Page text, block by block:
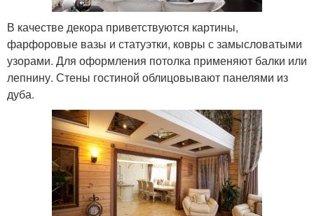
В качестве декора приветствуются картины,
фарфоровые вазы и статуэтки, ковры с замысловатыми
узорами. Для оформления потолка применяют балки или
лепнину. Стены гостиной облицовывают панелями из
дуба.